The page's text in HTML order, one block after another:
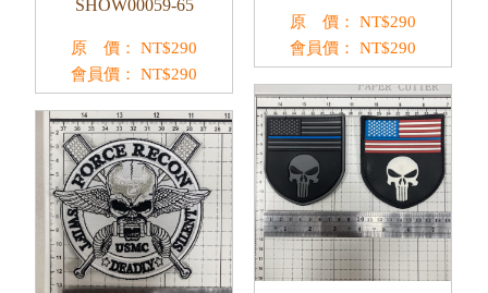
原 價： NT$290
會員價：
NT$290
SHOW00059-65
原 價： NT$290
會員價：
NT$290